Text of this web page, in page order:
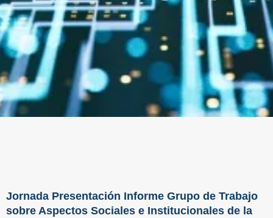
Jornada Presentación Informe Grupo de Trabajo
sobre Aspectos Sociales e Institucionales de la